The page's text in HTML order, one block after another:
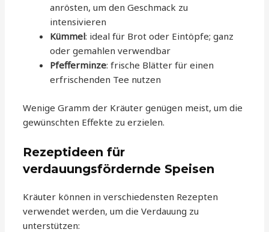
anrösten, um den Geschmack zu
intensivieren
Kümmel: ideal für Brot oder Eintöpfe; ganz
oder gemahlen verwendbar
Pfefferminze: frische Blätter für einen
erfrischenden Tee nutzen
Wenige Gramm der Kräuter genügen meist, um die
gewünschten Effekte zu erzielen.
Rezeptideen für
verdauungsfördernde Speisen
Kräuter können in verschiedensten Rezepten
verwendet werden, um die Verdauung zu
unterstützen: